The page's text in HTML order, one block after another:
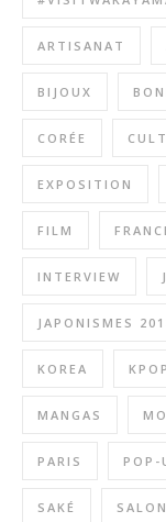
ARTISANAT
BIJOUX
CORÉE
EXPOSITION
FILM
INTERVIEW
JAPONISMES
KOREA KPOP
MANGAS
PARIS POP-
SAKÉ SALON